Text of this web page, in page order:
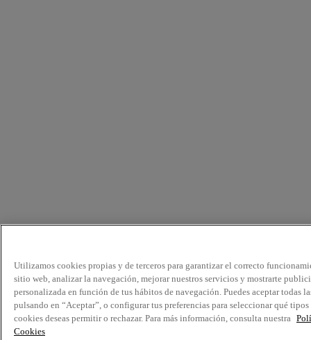
Utilizamos cookies propias y de terceros para garantizar el correcto
sitio web, analizar la navegación, mejorar nuestros servicios y mostrarte
personalizada en función de tus hábitos de navegación. Puedes aceptar todas
pulsando en “Aceptar”, o configurar tus preferencias para seleccionar qué tipos
cookies deseas permitir o rechazar. Para más información, consulta nuestra
Cookies